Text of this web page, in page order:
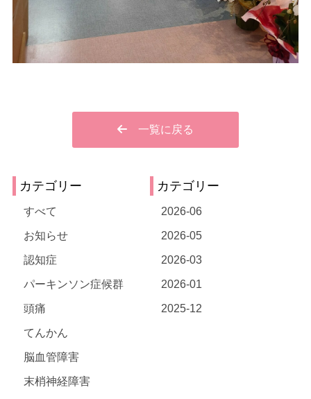
一覧に戻る
カテゴリー
すべて
お知らせ
認知症
パーキンソン症候群
頭痛
てんかん
脳血管障害
末梢神経障害
カテゴリー
2026-06
2026-05
2026-03
2026-01
2025-12